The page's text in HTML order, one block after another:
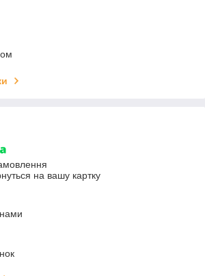
на вашу картку